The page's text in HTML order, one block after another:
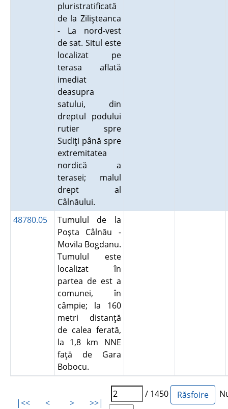
pluristratificată
de la Zilişteanca
- La nord-vest
de sat. Situl este
localizat pe
terasa aflată
imediat
deasupra
satului, din
dreptul podului
rutier spre
Sudiţi până spre
extremitatea
nordică a
terasei; malul
drept al
Câlnăului.
48780.05
Tumulul de la
Poşta Câlnău -
Movila Bogdanu.
Tumulul este
localizat în
partea de est a
comunei, în
câmpie; la 160
metri distanţă
de calea ferată,
la 1,8 km NNE
faţă de Gara
Bobocu.
|<< < > >>|
/ 1450